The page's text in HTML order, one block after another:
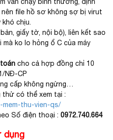
file hồ sơ không sợ bị virut
khó chịu.
giấy tờ, nội bộ), liên kết sao
ko lo hỏng ổ C của máy
cho cả hợp đồng chỉ 10
NĐ-CP
cấp không ngừng…
có thể xem tại :
thu-vien-qs/
Số điện thoại : 0972.740.664
dụng